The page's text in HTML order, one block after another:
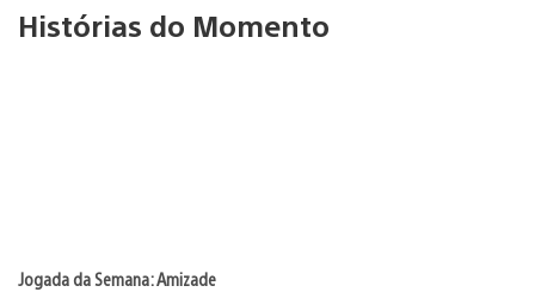
Histórias do Momento
Jogada da Semana: Amizade